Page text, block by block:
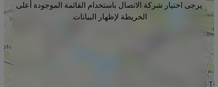
يرجى اختيار شركة الاتصال باستخدام القائمة الموجودة أعلى
الخريطة لإظهار البيانات.